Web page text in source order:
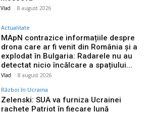
Vlad - 8 august 2026
Actualitate
MApN contrazice informațiile despre
drona care ar fi venit din România și a
explodat în Bulgaria: Radarele nu au
detectat nicio încălcare a spațiului...
Vlad - 8 august 2026
Război în Ucraina
Zelenski: SUA va furniza Ucrainei
rachete Patriot în fiecare lună